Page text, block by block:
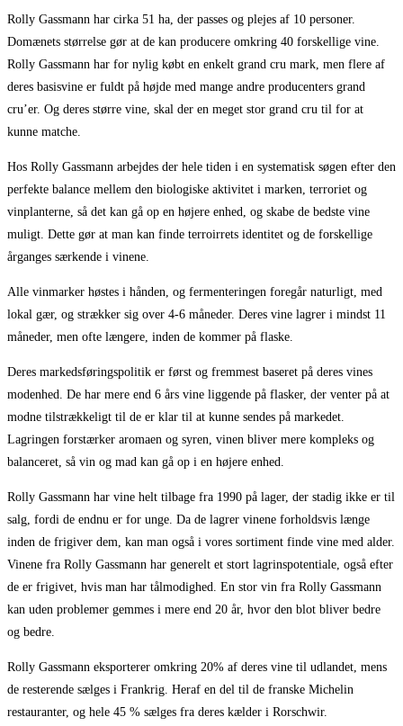
Rolly Gassmann har cirka 51 ha, der passes og plejes af 10 personer.
Domænets størrelse gør at de kan producere omkring 40 forskellige vine.
Rolly Gassmann har for nylig købt en enkelt grand cru mark, men flere af
deres basisvine er fuldt på højde med mange andre producenters grand
cru’er. Og deres større vine, skal der en meget stor grand cru til for at
kunne matche.
Hos Rolly Gassmann arbejdes der hele tiden i en systematisk søgen efter den
perfekte balance mellem den biologiske aktivitet i marken, terroriet og
vinplanterne, så det kan gå op en højere enhed, og skabe de bedste vine
muligt. Dette gør at man kan finde terroirrets identitet og de forskellige
årganges særkende i vinene.
Alle vinmarker høstes i hånden, og fermenteringen foregår naturligt, med
lokal gær, og strækker sig over 4-6 måneder. Deres vine lagrer i mindst 11
måneder, men ofte længere, inden de kommer på flaske.
Deres markedsføringspolitik er først og fremmest baseret på deres vines
modenhed. De har mere end 6 års vine liggende på flasker, der venter på at
modne tilstrækkeligt til de er klar til at kunne sendes på markedet.
Lagringen forstærker aromaen og syren, vinen bliver mere kompleks og
balanceret, så vin og mad kan gå op i en højere enhed.
Rolly Gassmann har vine helt tilbage fra 1990 på lager, der stadig ikke er til
salg, fordi de endnu er for unge. Da de lagrer vinene forholdsvis længe
inden de frigiver dem, kan man også i vores sortiment finde vine med alder.
Vinene fra Rolly Gassmann har generelt et stort lagrinspotentiale, også efter
de er frigivet, hvis man har tålmodighed. En stor vin fra Rolly Gassmann
kan uden problemer gemmes i mere end 20 år, hvor den blot bliver bedre
og bedre.
Rolly Gassmann eksporterer omkring 20% af deres vine til udlandet, mens
de resterende sælges i Frankrig. Heraf en del til de franske Michelin
restauranter, og hele 45 % sælges fra deres kælder i Rorschwir.